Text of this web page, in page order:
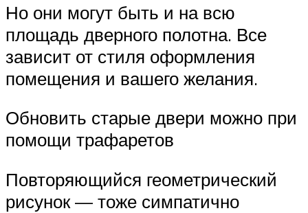
Но они могут быть и на всю
площадь дверного полотна. Все
зависит от стиля оформления
помещения и вашего желания.
Обновить старые двери можно при
помощи трафаретов
Повторяющийся геометрический
рисунок — тоже симпатично